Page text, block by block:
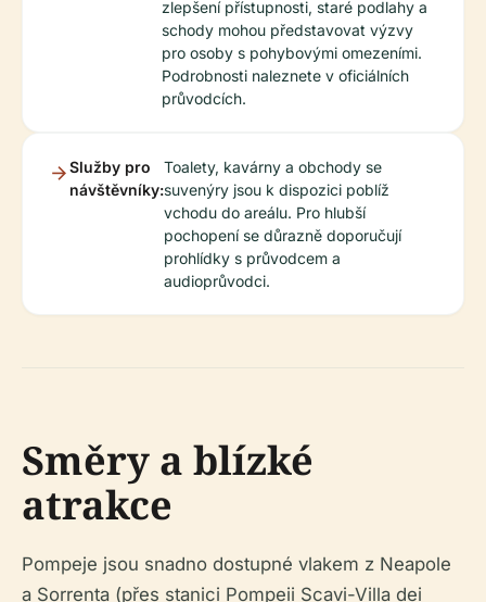
zlepšení přístupnosti, staré podlahy a
schody mohou představovat výzvy
pro osoby s pohybovými omezeními.
Podrobnosti naleznete v oficiálních
průvodcích.
Služby pro
návštěvníky:
Toalety, kavárny a obchody se
suvenýry jsou k dispozici poblíž
vchodu do areálu. Pro hlubší
pochopení se důrazně doporučují
prohlídky s průvodcem a
audioprůvodci.
Směry a blízké
atrakce
Pompeje jsou snadno dostupné vlakem z Neapole
a Sorrenta (přes stanici Pompeii Scavi-Villa dei